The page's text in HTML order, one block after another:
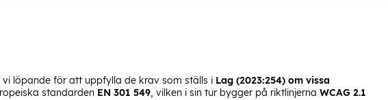
löpande för att uppfylla de krav som ställs i Lag (2023:254) om vissa
standarden EN 301 549, vilken i sin tur bygger på riktlinjerna WCAG 2.1